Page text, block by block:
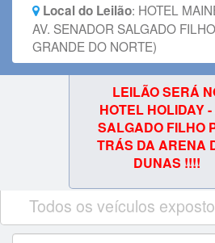
Local do Leilão: HOTEL
AV. SENADOR SALGADO
GRANDE DO NORTE)
LEILÃO SERÁ
HOTEL HOLIDAY -
SALGADO FILHO
TRÁS DA ARENA
DUNAS !!!!
Todos os veículos